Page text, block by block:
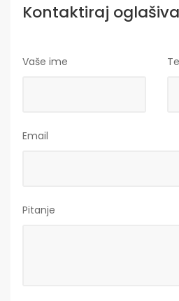
Kontaktiraj
Vaše ime
Email
Pitanje